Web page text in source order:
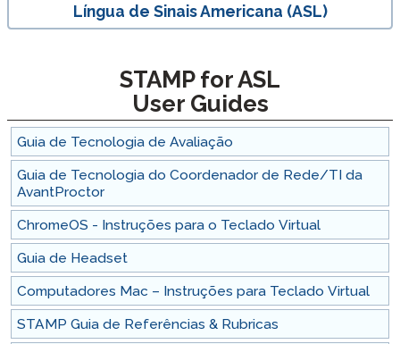
Língua de Sinais Americana (ASL)
STAMP for ASL
User Guides
Guia de Tecnologia de Avaliação
Guia de Tecnologia do Coordenador de Rede/TI da
AvantProctor
ChromeOS - Instruções para o Teclado Virtual
Guia de Headset
Computadores Mac – Instruções para Teclado Virtual
STAMP Guia de Referências & Rubricas